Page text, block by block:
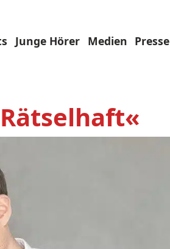
Junge Hörer Medien Presse